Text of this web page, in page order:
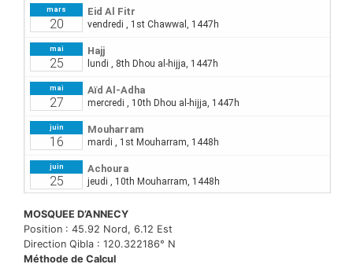
MOSQUEE D’ANNECY
Position : 45.92 Nord, 6.12 Est
Direction Qibla : 120.322186° N
Méthode de Calcul